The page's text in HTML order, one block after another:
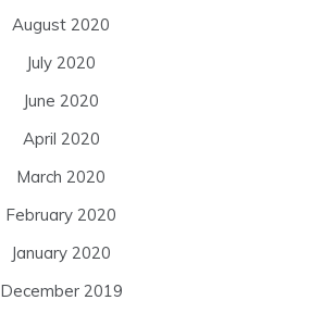
August 2020
July 2020
June 2020
April 2020
March 2020
February 2020
January 2020
December 2019